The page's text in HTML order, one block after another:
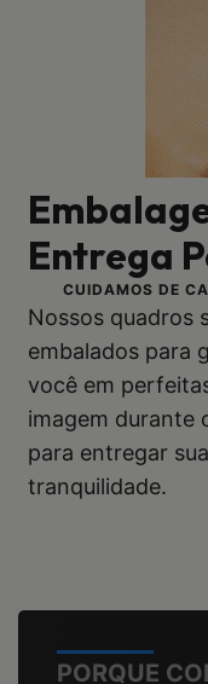
Entrega
CUIDAMOS DE
Nossos quadros
embalados para
você em
imagem durante
para entregar
tranquilidade.
PORQUE